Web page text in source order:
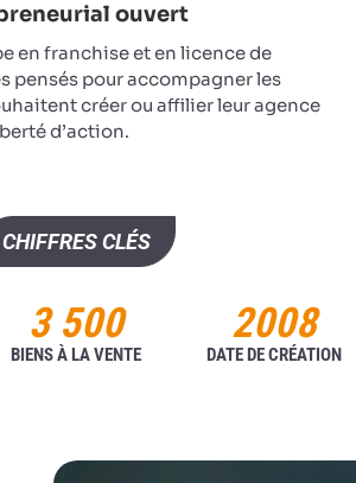
ouvert
en franchise et en licence de
pensés pour accompagner les
créer ou affilier leur agence
d’action.
CHIFFRES CLÉS
3 500
BIENS À LA VENTE
2008
DATE DE CRÉATION